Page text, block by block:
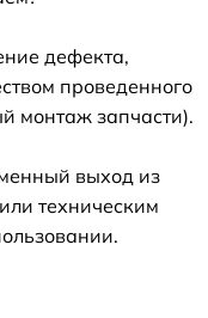
дефекта,
проведенного
монтаж запчасти).
выход из
техническим